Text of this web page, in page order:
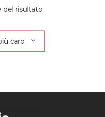
del risultato
caro